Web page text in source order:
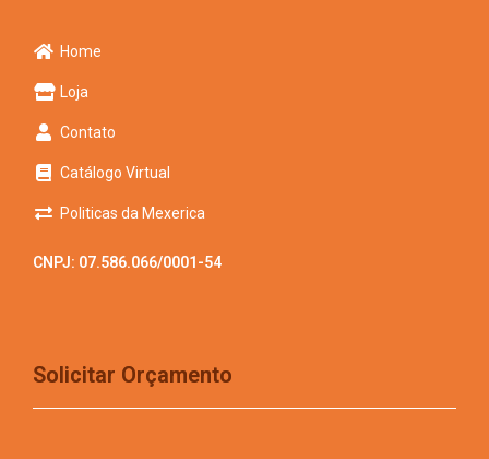
Home
Loja
Contato
Catálogo Virtual
Politicas da Mexerica
CNPJ: 07.586.066/0001-54
Solicitar Orçamento